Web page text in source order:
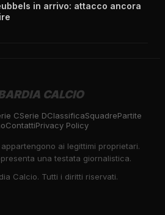
in arrivo: attacco ancora
CALCIO
CSerie DClassificaSquadrePartite
ContattiPrivacy Policy
ai legittimi proprietari.
una testata giornalistica.
Calcio. Tutti i diritti riservati.